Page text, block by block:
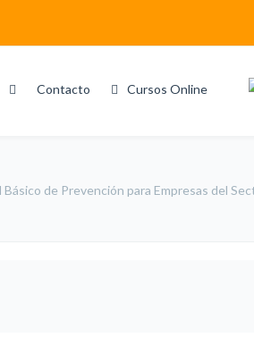
Contacto Cursos Online
Básico de Prevención para Empresas del